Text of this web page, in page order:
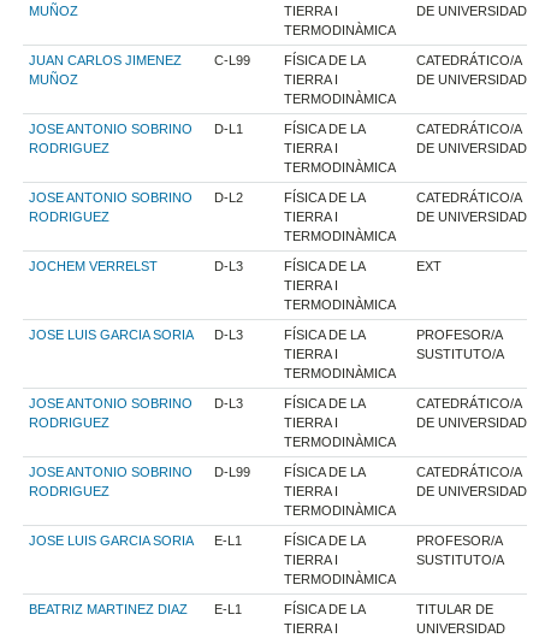
MUÑOZ
TIERRA I
TERMODINÀMICA
DE UNIVERSIDAD
JUAN CARLOS JIMENEZ
MUÑOZ
C-L99
FÍSICA DE LA
TIERRA I
TERMODINÀMICA
CATEDRÁTICO/A
DE UNIVERSIDAD
JOSE ANTONIO SOBRINO
RODRIGUEZ
D-L1
FÍSICA DE LA
TIERRA I
TERMODINÀMICA
CATEDRÁTICO/A
DE UNIVERSIDAD
JOSE ANTONIO SOBRINO
RODRIGUEZ
D-L2
FÍSICA DE LA
TIERRA I
TERMODINÀMICA
CATEDRÁTICO/A
DE UNIVERSIDAD
JOCHEM VERRELST D-L3
FÍSICA DE LA
TIERRA I
TERMODINÀMICA
EXT
JOSE LUIS GARCIA SORIA D-L3
FÍSICA DE LA
TIERRA I
TERMODINÀMICA
PROFESOR/A
SUSTITUTO/A
JOSE ANTONIO SOBRINO
RODRIGUEZ
D-L3
FÍSICA DE LA
TIERRA I
TERMODINÀMICA
CATEDRÁTICO/A
DE UNIVERSIDAD
JOSE ANTONIO SOBRINO
RODRIGUEZ
D-L99
FÍSICA DE LA
TIERRA I
TERMODINÀMICA
CATEDRÁTICO/A
DE UNIVERSIDAD
JOSE LUIS GARCIA SORIA E-L1
FÍSICA DE LA
TIERRA I
TERMODINÀMICA
PROFESOR/A
SUSTITUTO/A
BEATRIZ MARTINEZ DIAZ E-L1
FÍSICA DE LA
TIERRA I
TITULAR DE
UNIVERSIDAD